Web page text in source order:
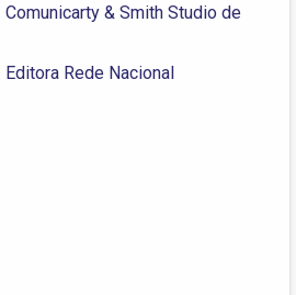
Comunicarty & Smith Studio de
Editora Rede Nacional